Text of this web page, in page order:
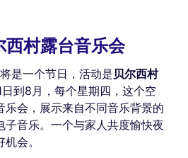
村露台音乐会
是一个节日，活动是贝尔西村
到8月，每个星期四，这个空
乐会，展示来自不同音乐背景的
子音乐。一个与家人共度愉快夜
会。